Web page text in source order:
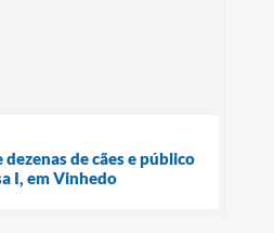
de cães e público
I, em Vinhedo